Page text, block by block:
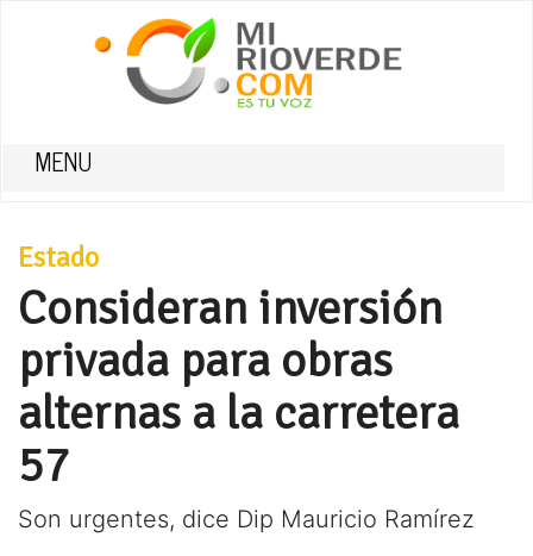
MENU
Estado
Consideran inversión
privada para obras
alternas a la carretera
57
Son urgentes, dice Dip Mauricio Ramírez